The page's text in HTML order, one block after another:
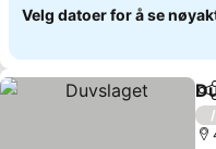
Velg datoer for å se
/